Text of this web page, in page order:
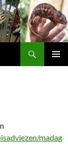
madag